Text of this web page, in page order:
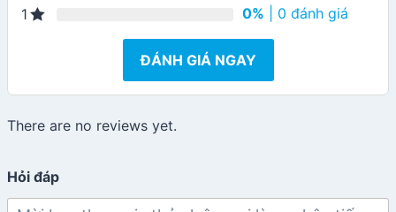
1
0% | 0 đánh giá
ĐÁNH GIÁ NGAY
There are no reviews yet.
Hỏi đáp